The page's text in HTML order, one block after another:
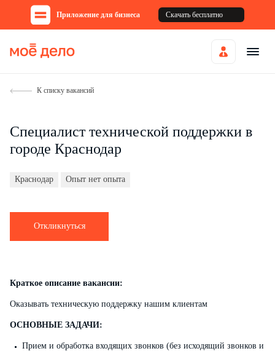
Приложение для бизнеса Скачать бесплатно
К списку вакансий
Специалист технической поддержки в
городе Краснодар
Краснодар Опыт нет опыта
Откликнуться
Краткое описание вакансии:
Оказывать техническую поддержку нашим клиентам
ОСНОВНЫЕ ЗАДАЧИ:
Прием и обработка входящих звонков (без исходящий звонков и